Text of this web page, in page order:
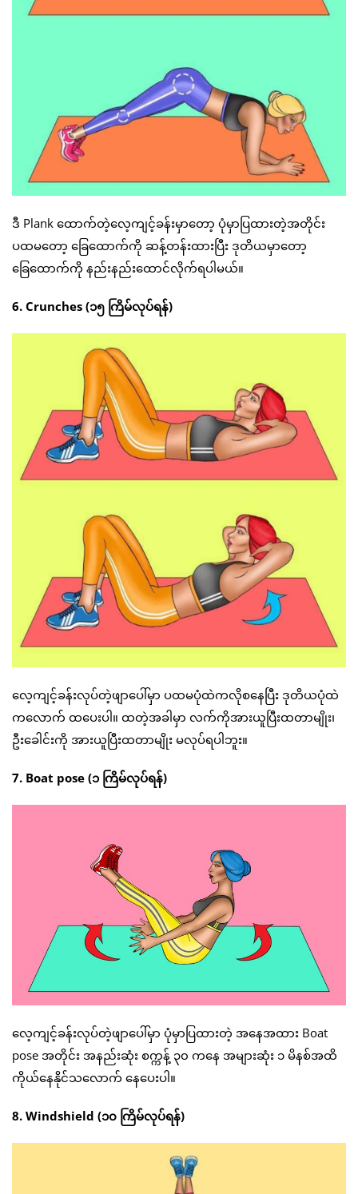
ဒီ Plank ထောက်တဲ့လေ့ကျင့်ခန်းမှာတော့ ပုံမှာပြထားတဲ့အတိုင်း
ပထမတော့ ခြေထောက်ကို ဆန့်တန်းထားပြီး ဒုတိယမှာတော့
ခြေထောက်ကို နည်းနည်းထောင်လိုက်ရပါမယ်။
6. Crunches (၁၅ ကြိမ်လုပ်ရန်)
လေ့ကျင့်ခန်းလုပ်တဲ့ဖျာပေါ်မှာ ပထမပုံထဲကလိုစနေပြီး ဒုတိယပုံထဲ
ကလောက် ထပေးပါ။ ထတဲ့အခါမှာ လက်ကိုအားယူပြီးထတာမျိုး၊
ဦးခေါင်းကို အားယူပြီးထတာမျိုး မလုပ်ရပါဘူး။
7. Boat pose (၁ ကြိမ်လုပ်ရန်)
လေ့ကျင့်ခန်းလုပ်တဲ့ဖျာပေါ်မှာ ပုံမှာပြထားတဲ့ အနေအထား Boat
pose အတိုင်း အနည်းဆုံး စက္ကန့် ၃၀ ကနေ အများဆုံး ၁ မိနစ်အထိ
ကိုယ်နေနိုင်သလောက် နေပေးပါ။
8. Windshield (၁၀ ကြိမ်လုပ်ရန်)